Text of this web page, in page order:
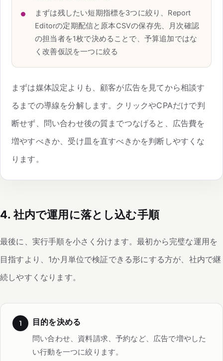
まずは残したい短期指標を3つに絞り、Report
Editorの定期配信と原本CSVの保存先、月次確認
の担当者を1枚で決めることで、予算追加ではな
く改善仮説を一つに絞る
まずは媒体設定よりも、顧客が広告を見てから相談す
るまでの導線を分解します。クリックやCPAだけで判
断せず、問い合わせ後の質までつなげると、広告費を
増やすべきか、受け皿を直すべきかを判断しやすくな
ります。
4. 社内で運用に落とし込む手順
最後に、実行手順を小さく分けます。最初から完璧な運用を
目指すより、1か月単位で検証できる形にする方が、社内で継
続しやすくなります。
目的を決める
問い合わせ、資料請求、予約など、広告で増やした
い行動を一つに絞ります。